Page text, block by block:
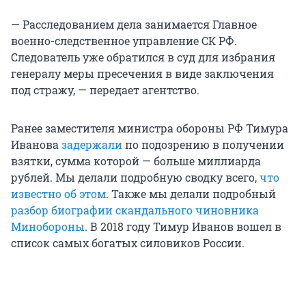
— Расследованием дела занимается Главное
военно-следственное управление СК РФ.
Следователь уже обратился в суд для избрания
генералу меры пресечения в виде заключения
под стражу, — передает агентство.
Ранее заместителя министра обороны РФ Тимура
Иванова задержалипо подозрению в получении
взятки, сумма которой — больше миллиарда
рублей. Мы делали подробную сводку всего,что
известно об этом. Также мы делали подробный
разбор биографии скандального чиновника
Минобороны. В 2018 году Тимур Иванов вошел в
список самых богатых силовиков России.